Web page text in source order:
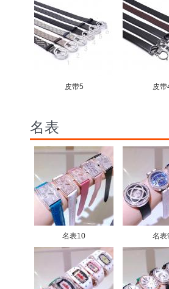
皮带5 皮带
名表
名表10 名表